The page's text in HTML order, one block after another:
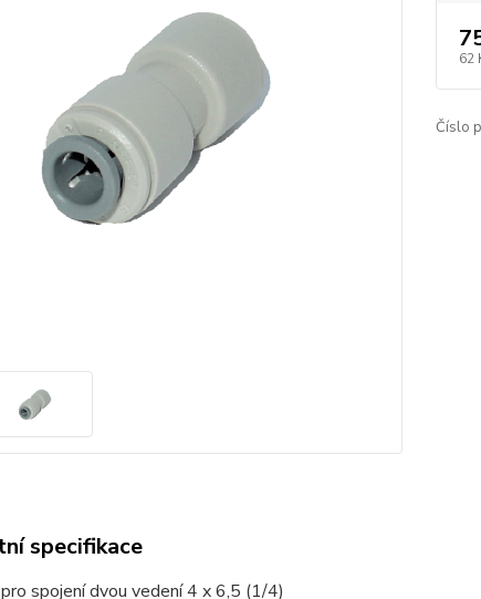
62
Číslo
specifikace
spojení dvou vedení 4 x 6,5 (1/4)